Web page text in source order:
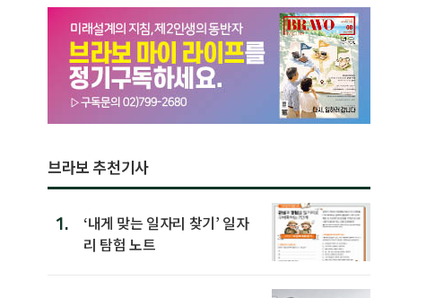
브라보 추천기사
1.
‘내게 맞는 일자리 찾기’ 일자
리 탐험 노트